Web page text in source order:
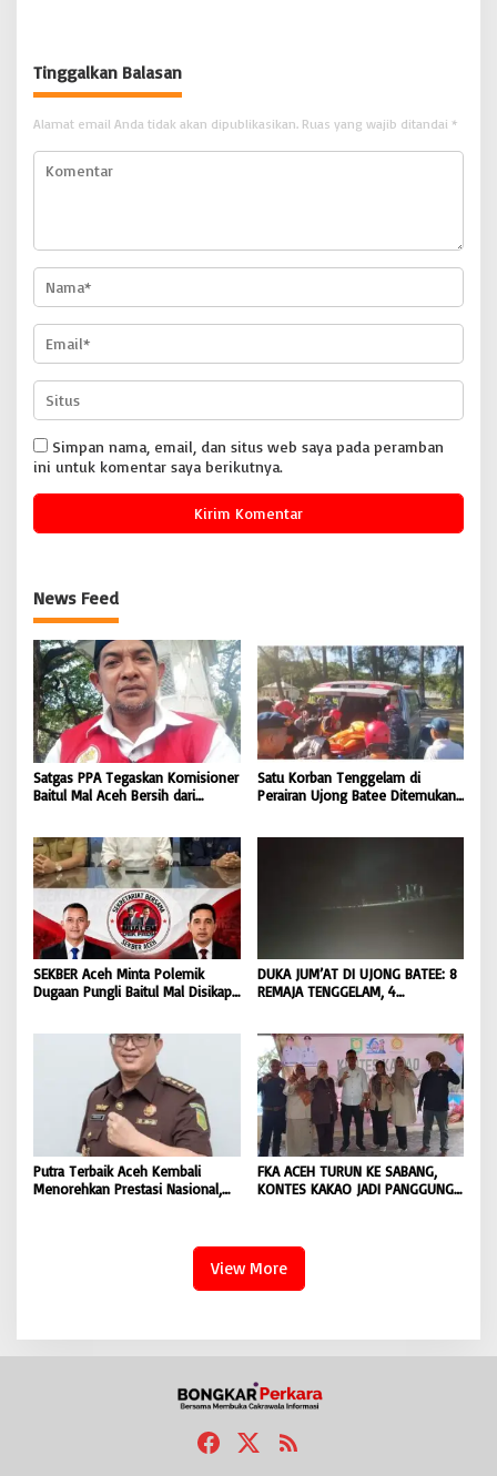
BONGKAR’Perkara.com
Tinggalkan Balasan
Alamat email Anda tidak akan dipublikasikan. Ruas yang wajib ditandai *
Simpan nama, email, dan situs web saya pada peramban
ini untuk komentar saya berikutnya.
News Feed
Satgas PPA Tegaskan Komisioner
Baitul Mal Aceh Bersih dari
Penyebaran Hoaks | BONGKAR
‘Perkara.com
Satu Korban Tenggelam di
Perairan Ujong Batee Ditemukan,
SEKBER Aceh Minta Polemik
Dugaan Pungli Baitul Mal Disikapi
BONGKAR ‘Perkara.com
DUKA JUM’AT DI UJONG BATEE: 8
REMAJA TENGGELAM, 4
Putra Terbaik Aceh Kembali
Menorehkan Prestasi Nasional,
FKA ACEH TURUN KE SABANG,
KONTES KAKAO JADI PANGGUNG
View More